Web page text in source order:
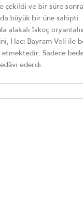
çekildi ve bir süre
büyük bir üne
alakali İskoç
Hacı Bayram Veli
Sadece
ederdi.